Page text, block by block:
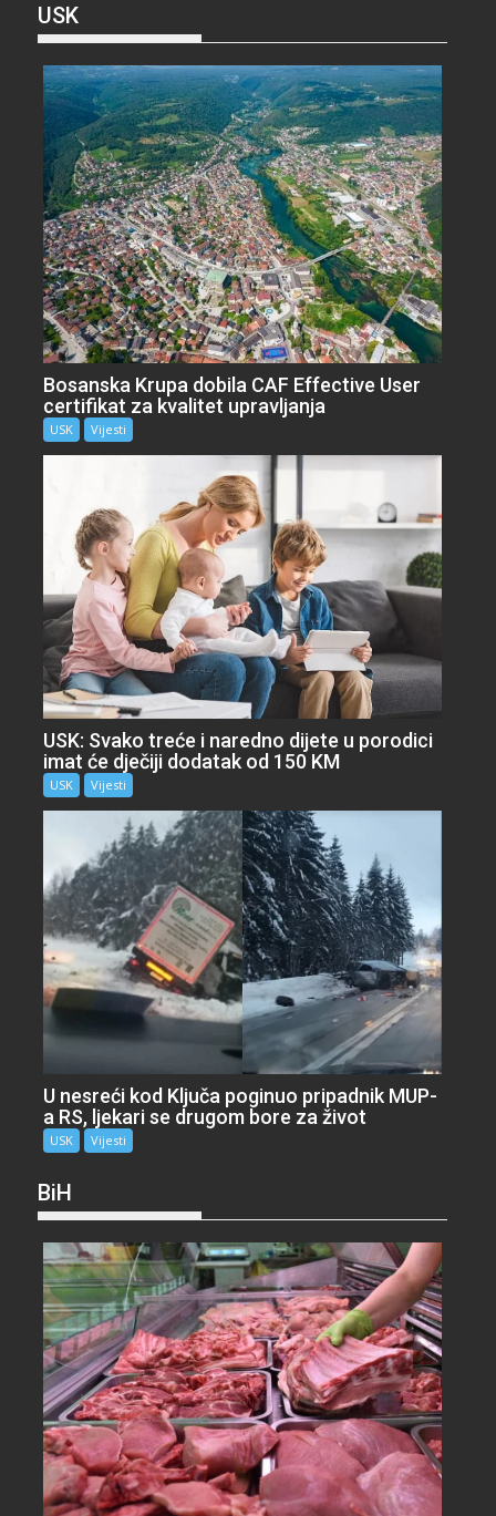
USK
Bosanska Krupa dobila CAF Effective User
certifikat za kvalitet upravljanja
USK Vijesti
USK: Svako treće i naredno dijete u porodici
imat će dječiji dodatak od 150 KM
USK Vijesti
U nesreći kod Ključa poginuo pripadnik MUP-
a RS, ljekari se drugom bore za život
USK Vijesti
BiH